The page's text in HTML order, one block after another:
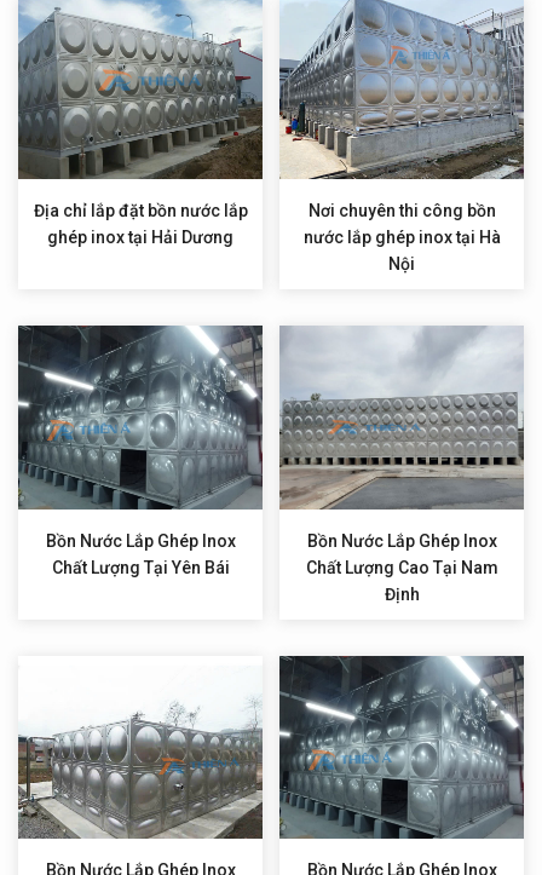
Địa chỉ lắp đặt bồn nước lắp
ghép inox tại Hải Dương
Nơi chuyên thi công bồn
nước lắp ghép inox tại Hà
Nội
Bồn Nước Lắp Ghép Inox
Chất Lượng Tại Yên Bái
Bồn Nước Lắp Ghép Inox
Chất Lượng Cao Tại Nam
Định
Bồn Nước Lắp Ghép Inox Bồn Nước Lắp Ghép Inox